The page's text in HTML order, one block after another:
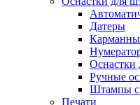
Датеры
Оснастки
Ручные
Штампы с
Печати